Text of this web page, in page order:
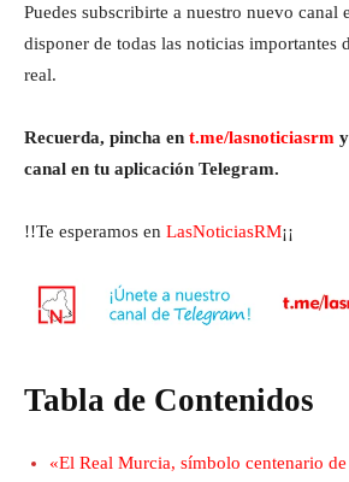
Puedes subscribirte a nuestro nuevo canal
disponer de todas las noticias importantes
real.
Recuerda, pincha en t.me/lasnoticiasrm
canal en tu aplicación Telegram.
!!Te esperamos en LasNoticiasRM¡¡
Tabla de Contenidos
«El Real Murcia, símbolo centenario de